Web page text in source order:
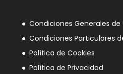
Condiciones Generales de
Condiciones Particulares
Política de Cookies
Política de Privacidad